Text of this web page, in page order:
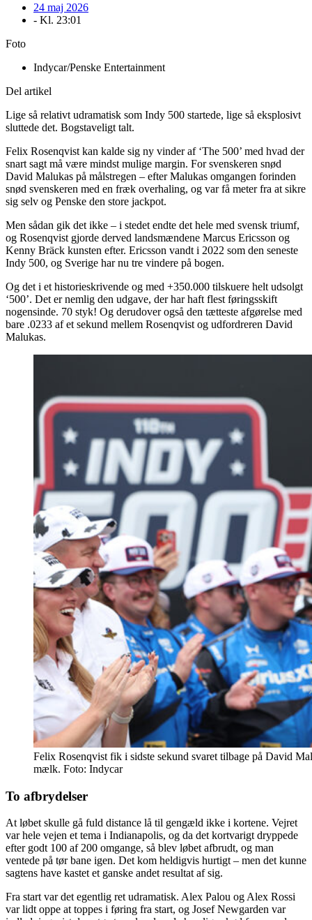
24 maj 2026
- Kl. 23:01
Foto
Indycar/Penske Entertainment
Del artikel
Lige så relativt udramatisk som Indy 500 startede, lige så eksplosivt
sluttede det. Bogstaveligt talt.
Felix Rosenqvist kan kalde sig ny vinder af ‘The 500’ med hvad der
snart sagt må være mindst mulige margin. For svenskeren snød
David Malukas på målstregen – efter Malukas omgangen forinden
snød svenskeren med en fræk overhaling, og var få meter fra at sikre
sig selv og Penske den store jackpot.
Men sådan gik det ikke – i stedet endte det hele med svensk triumf,
og Rosenqvist gjorde derved landsmændene Marcus Ericsson og
Kenny Bräck kunsten efter. Ericsson vandt i 2022 som den seneste
Indy 500, og Sverige har nu tre vindere på bogen.
Og det i et historieskrivende og med +350.000 tilskuere helt udsolgt
‘500’. Det er nemlig den udgave, der har haft flest føringsskift
nogensinde. 70 styk! Og derudover også den tætteste afgørelse med
bare .0233 af et sekund mellem Rosenqvist og udfordreren David
Malukas.
Felix Rosenqvist fik i sidste sekund svaret tilbage på David
mælk. Foto: Indycar
To afbrydelser
At løbet skulle gå fuld distance lå til gengæld ikke i kortene. Vejret
var hele vejen et tema i Indianapolis, og da det kortvarigt dryppede
efter godt 100 af 200 omgange, så blev løbet afbrudt, og man
ventede på tør bane igen. Det kom heldigvis hurtigt – men det kunne
sagtens have kastet et ganske andet resultat af sig.
Fra start var det egentlig ret udramatisk. Alex Palou og Alex Rossi
var lidt oppe at toppes i føring fra start, og Josef Newgarden var